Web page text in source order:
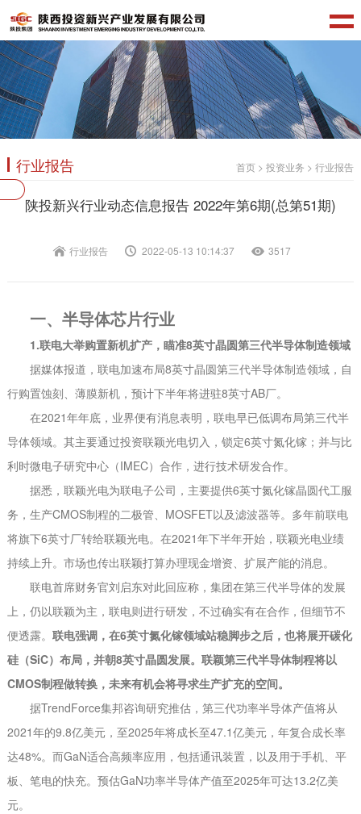
行业报告 首页 >投资业务 >行业报告
陕投新兴行业动态信息报告 2022年第6期(总第51期)
行业报告 2022-05-13 10:14:37 3517
一、半导体芯片行业
1.联电大举购置新机扩产，瞄准8英寸晶圆第三代半导体制造领域
据媒体报道，联电加速布局8英寸晶圆第三代半导体制造领域，自
行购置蚀刻、薄膜新机，预计下半年将进驻8英寸AB厂。
在2021年年底，业界便有消息表明，联电早已低调布局第三代半
导体领域。其主要通过投资联颖光电切入，锁定6英寸氮化镓；并与比
利时微电子研究中心（IMEC）合作，进行技术研发合作。
据悉，联颖光电为联电子公司，主要提供6英寸氮化镓晶圆代工服
务，生产CMOS制程的二极管、MOSFET以及滤波器等。多年前联电
将旗下6英寸厂转给联颖光电。在2021年下半年开始，联颖光电业绩
持续上升。市场也传出联颖打算办理现金增资、扩展产能的消息。
联电首席财务官刘启东对此回应称，集团在第三代半导体的发展
上，仍以联颖为主，联电则进行研发，不过确实有在合作，但细节不
便透露。 联电强调，在6英寸氮化镓领域站稳脚步之后，也将展开碳化
硅（SiC）布局，并朝8英寸晶圆发展。联颖第三代半导体制程将以
CMOS制程做转换，未来有机会将寻求生产扩充的空间。
据TrendForce集邦咨询研究推估，第三代功率半导体产值将从
2021年的9.8亿美元，至2025年将成长至47.1亿美元，年复合成长率
达48%。而GaN适合高频率应用，包括通讯装置，以及用于手机、平
板、笔电的快充。预估GaN功率半导体产值至2025年可达13.2亿美
元。